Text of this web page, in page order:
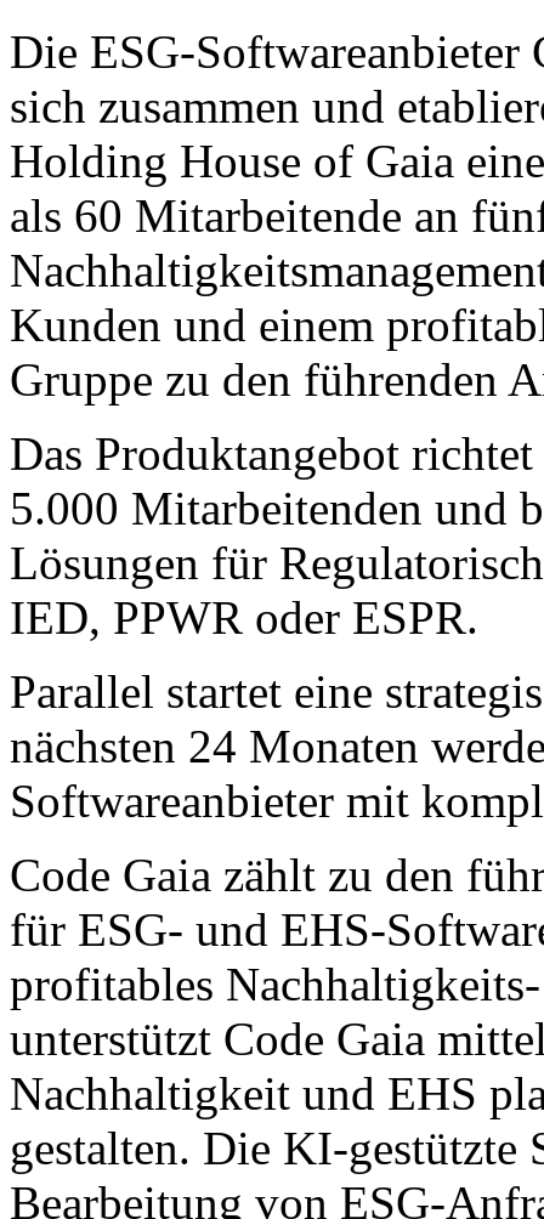
Die ESG-Softwareanbieter
sich zusammen und
Holding House of Gaia
als 60 Mitarbeitende an
Kunden und einem
Gruppe zu den führenden
Das Produktangebot
5.000 Mitarbeitenden und
Lösungen für
IED, PPWR oder ESPR.
Parallel startet eine
nächsten 24 Monaten
Softwareanbieter mit
Code Gaia zählt zu den
für ESG- und EHS-
profitables
unterstützt Code Gaia
Nachhaltigkeit und EHS
gestalten. Die KI-gestützte
Bearbeitung von ESG-